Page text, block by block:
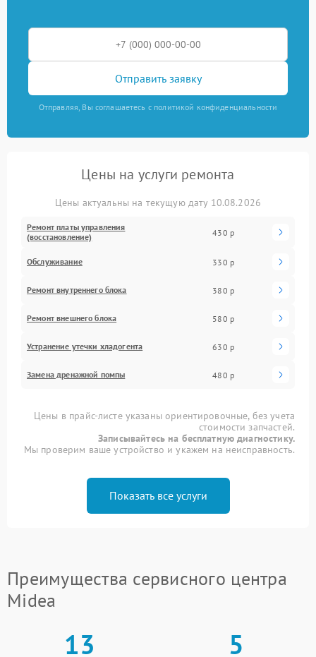
Отправить заявку
Отправляя, Вы соглашаетесь с политикой конфиденциальности
Цены на услуги ремонта
Цены актуальны на текущую дату 10.08.2026
Ремонт платы управления
(восстановление)
430 р
Обслуживание 330 р
Ремонт внутреннего блока 380 р
Ремонт внешнего блока 580 р
Устранение утечки хладогента 630 р
Замена дренажной помпы 480 р
Цены в прайс-листе указаны ориентировочные, без учета
стоимости запчастей.
Записывайтесь на бесплатную диагностику.
Мы проверим ваше устройство и укажем на неисправность.
Показать все услуги
Преимущества сервисного центра
Midea
13 5